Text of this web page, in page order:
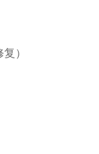
）